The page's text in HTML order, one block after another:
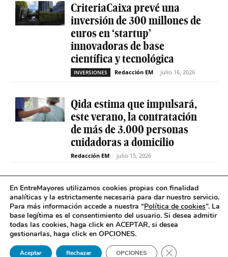
CriteriaCaixa prevé una
inversión de 300 millones de
euros en ‘startup’
innovadoras de base
científica y tecnológica
INVERSIONES Redacción EM - julio 16, 2026
Qida estima que impulsará,
este verano, la contratación
de más de 3.000 personas
cuidadoras a domicilio
Redacción EM - julio 15, 2026
La sociedad de capital riesgo
Axis invertirá hasta 15
millones en Qida para
acelerar su expansión
INVERSIONES Redacción EM
En EntreMayores utilizamos cookies propias con finalidad
analíticas y la estrictamente necesaria para dar nuestro servicio.
Para más información accede a nuestra “Política de cookies”. La
base legítima es el consentimiento del usuario. Si desea admitir
todas las cookies, haga click en ACEPTAR, si desea
gestionarlas, haga click en OPCIONES.
Aceptar Rechazar OPCIONES Cerrar el banner